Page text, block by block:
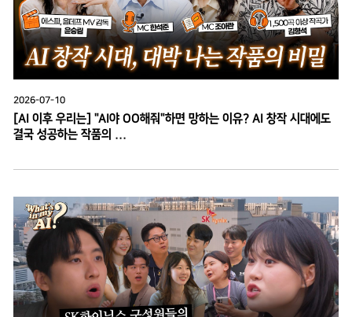
[AI 이후 우리는] "AI야 OO해줘"하면 망하는 이유? AI 창작 시대에도
결국 성공하는 작품의 ...
2026-07-10